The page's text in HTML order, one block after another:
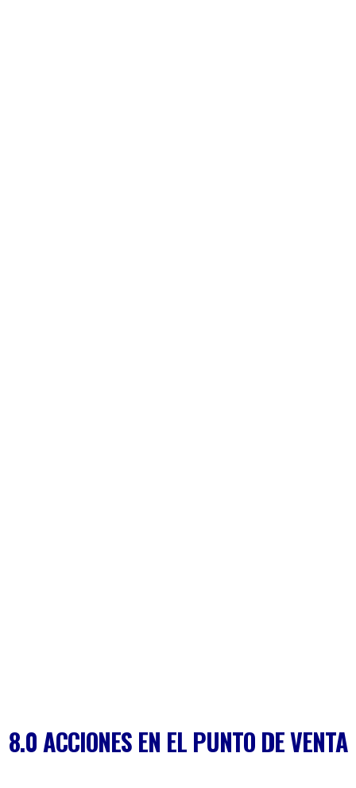
8.0 ACCIONES EN EL PUNTO DE VENTA